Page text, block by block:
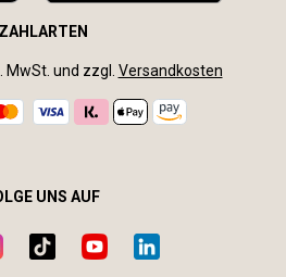
ZAHLARTEN
MwSt. und zzgl. Versandkosten
UNS AUF